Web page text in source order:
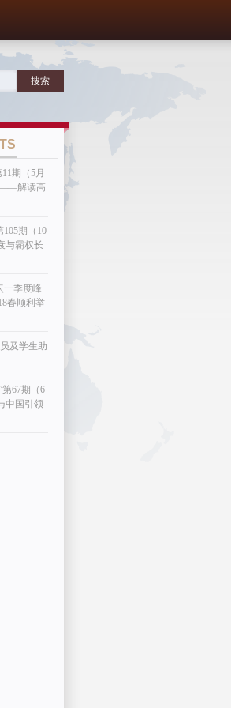
期（5月
——解读高
105期（10
与霸权长
一季度峰
春顺利举
及学生助
第67期（6
中国引领